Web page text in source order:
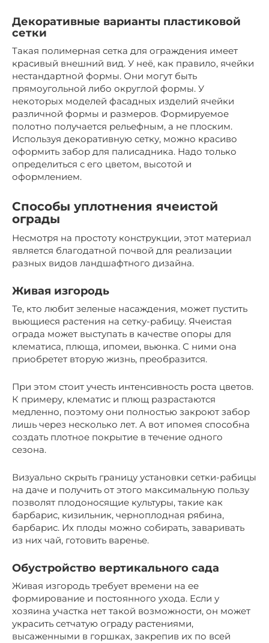
Декоративные варианты пластиковой
сетки
Такая полимерная сетка для ограждения имеет
красивый внешний вид. У неё, как правило, ячейки
нестандартной формы. Они могут быть
прямоугольной либо округлой формы. У
некоторых моделей фасадных изделий ячейки
различной формы и размеров. Формируемое
полотно получается рельефным, а не плоским.
Используя декоративную сетку, можно красиво
оформить забор для палисадника. Надо только
определиться с его цветом, высотой и
оформлением.
Способы уплотнения ячеистой
ограды
Несмотря на простоту конструкции, этот материал
является благодатной почвой для реализации
разных видов ландшафтного дизайна.
Живая изгородь
Те, кто любит зеленые насаждения, может пустить
вьющиеся растения на сетку-рабицу. Ячеистая
ограда может выступать в качестве опоры для
клематиса, плюща, ипомеи, вьюнка. С ними она
приобретет вторую жизнь, преобразится.
При этом стоит учесть интенсивность роста цветов.
К примеру, клематис и плющ разрастаются
медленно, поэтому они полностью закроют забор
лишь через несколько лет. А вот ипомея способна
создать плотное покрытие в течение одного
сезона.
Визуально скрыть границу установки сетки-рабицы
на даче и получить от этого максимальную пользу
позволят плодоносящие культуры, такие как
барбарис, кизильник, черноплодная рябина,
барбарис. Их плоды можно собирать, заваривать
из них чай, готовить варенье.
Обустройство вертикального сада
Живая изгородь требует времени на ее
формирование и постоянного ухода. Если у
хозяина участка нет такой возможности, он может
украсить сетчатую ограду растениями,
высаженными в горшках, закрепив их по всей